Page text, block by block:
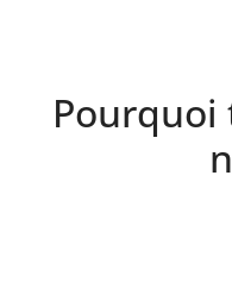
Pourquoi